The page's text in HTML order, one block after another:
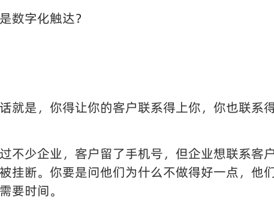
数字化触达？
就是，你得让你的客户联系得上你，你也联系
不少企业，客户留了手机号，但企业想联系客
挂断。你要是问他们为什么不做得好一点，他
要时间。